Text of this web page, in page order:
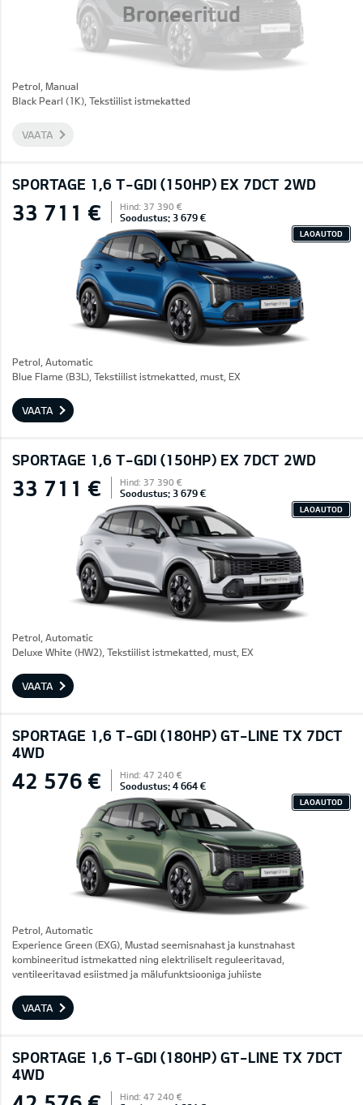
Broneeritud
Petrol, Manual
Black Pearl (1K), Tekstiilist istmekatted
VAATA
SPORTAGE 1,6 T-GDI (150HP) EX 7DCT 2WD
33 711 € Hind: 37 390 €
Soodustus: 3 679 €
LAOAUTOD
Petrol, Automatic
Blue Flame (B3L), Tekstiilist istmekatted, must, EX
VAATA
SPORTAGE 1,6 T-GDI (150HP) EX 7DCT 2WD
33 711 € Hind: 37 390 €
Soodustus: 3 679 €
LAOAUTOD
Petrol, Automatic
Deluxe White (HW2), Tekstiilist istmekatted, must, EX
VAATA
SPORTAGE 1,6 T-GDI (180HP) GT-LINE TX 7DCT
4WD
42 576 € Hind: 47 240 €
Soodustus: 4 664 €
LAOAUTOD
Petrol, Automatic
Experience Green (EXG), Mustad seemisnahast ja kunstnahast
kombineeritud istmekatted ning elektriliselt reguleeritavad,
ventileeritavad esiistmed ja mälufunktsiooniga juhiiste
VAATA
SPORTAGE 1,6 T-GDI (180HP) GT-LINE TX 7DCT
4WD
Hind: 47 240 €